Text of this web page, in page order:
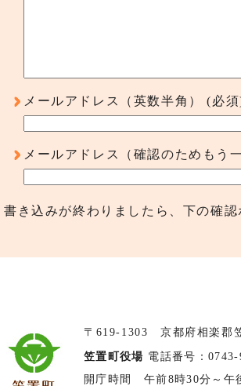
メールアドレス（英数半角） (必須
メールアドレス（確認のためもう
書き込みが終わりましたら、下の確
〒619-1303 京都府相楽郡
笠置町役場 電話番号：0743-
開庁時間 午前8時30分～午